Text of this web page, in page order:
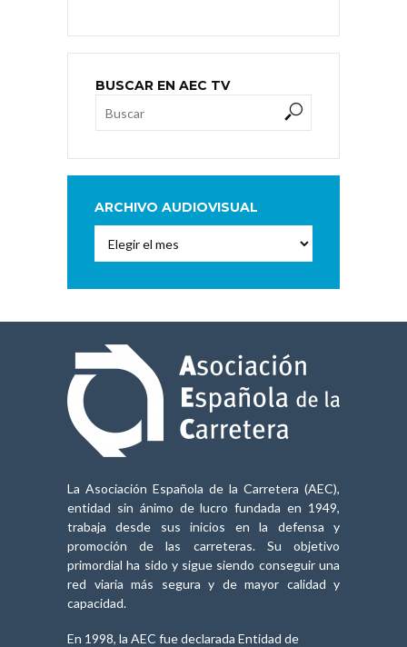
BUSCAR EN AEC TV
ARCHIVO AUDIOVISUAL
Audiovisual
La Asociación Española de la Carretera (AEC),
entidad sin ánimo de lucro fundada en 1949,
trabaja desde sus inicios en la defensa y
promoción de las carreteras. Su objetivo
primordial ha sido y sigue siendo conseguir una
red viaria más segura y de mayor calidad y
capacidad.
En 1998, la AEC fue declarada Entidad de